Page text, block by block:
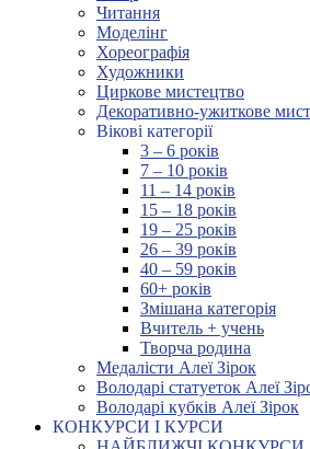
Читання
Моделінг
Хореографія
Художники
Циркове мистецтво
Декоративно-ужиткове
Вікові категорії
3 – 6 років
7 – 10 років
11 – 14 років
15 – 18 років
19 – 25 років
26 – 39 років
40 – 59 років
60+ років
Змішана категорія
Вчитель + учень
Творча родина
Медалісти Алеї Зірок
Володарі статуеток Алеї
Володарі кубків Алеї Зірок
КОНКУРСИ І КУРСИ